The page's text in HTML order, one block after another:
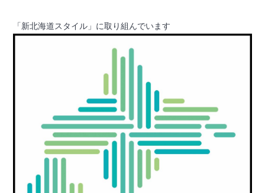
「新北海道スタイル」に取り組んでいます